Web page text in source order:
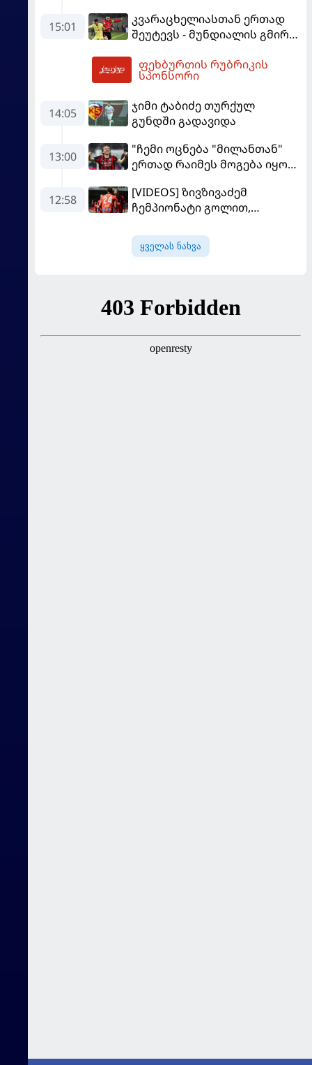
15:01
კვარაცხელიასთან ერთად
შეუტევს - მუნდიალის გმირი
გახდება
ფეხბურთის რუბრიკის
სპონსორი
14:05
ჯიმი ტაბიძე თურქულ
გუნდში გადავიდა
13:00
"ჩემი ოცნება "მილანთან"
ერთად რაიმეს მოგება იყო" -
თავის მისიაზე ისაუბრა
12:58
[VIDEOS] ზივზივაძემ
ჩემპიონატი გოლით,
გამარჯვებით დაიწყო
ყველას ნახვა